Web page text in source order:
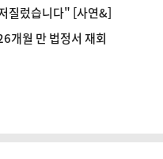
질렀습니다" [사연&]
개월 만 법정서 재회